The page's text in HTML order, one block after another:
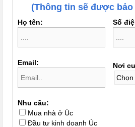
(Thông tin sẽ được
Họ tên: Số
Email: Nơi
Nhu cầu:
Mua nhà ở Úc
Đầu tư kinh doanh Úc